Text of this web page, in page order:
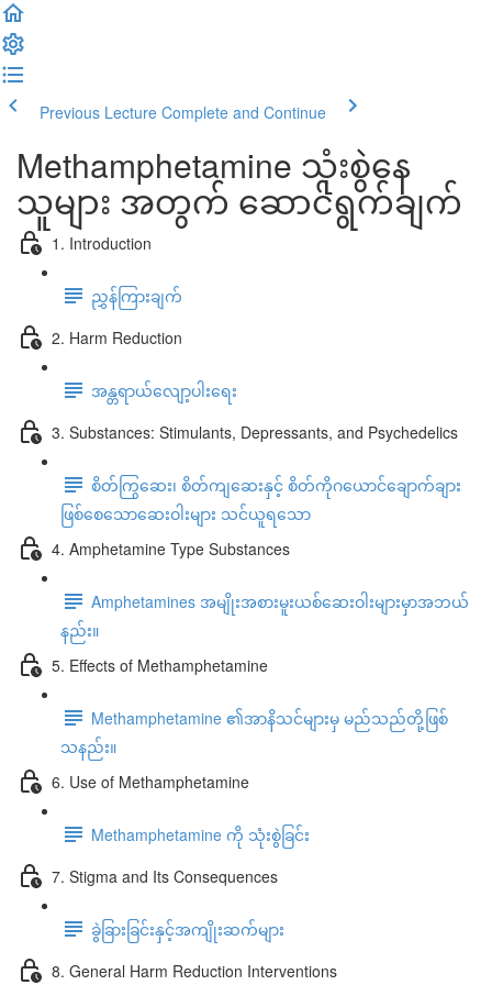
Previous Lecture Complete and Continue
Methamphetamine သုံးစွဲနေ
သူများ အတွက် ဆောင်ရွက်ချက်
1. Introduction
ညွှန်ကြားချက်
2. Harm Reduction
အန္တရာယ်လျော့ပါးရေး
3. Substances: Stimulants, Depressants, and Psychedelics
စိတ်ကြွဆေး၊ စိတ်ကျဆေးနှင့် စိတ်ကိုဂယောင်ချောက်ချား
ဖြစ်စေသောဆေးဝါးများ သင်ယူရသော
4. Amphetamine Type Substances
Amphetamines အမျိုးအစားမူးယစ်ဆေးဝါးများမှာအဘယ်
နည်း။
5. Effects of Methamphetamine
Methamphetamine ၏အာနိသင်များမှ မည်သည်တို့ဖြစ်
သနည်း။
6. Use of Methamphetamine
Methamphetamine ကို သုံးစွဲခြင်း
7. Stigma and Its Consequences
ခွဲခြားခြင်းနှင့်အကျိုးဆက်များ
8. General Harm Reduction Interventions